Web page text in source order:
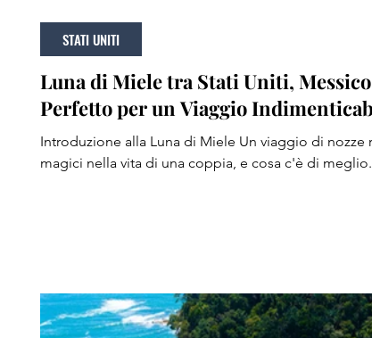
Luna di Miele tra Stati Uniti,
Perfetto per un Viaggio
Introduzione alla Luna di Miele Un viaggio di
magici nella vita di una coppia, e cosa c'è di
STATI UNITI